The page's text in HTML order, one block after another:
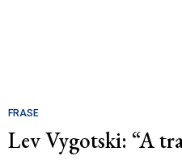
FRASE
Lev Vygotski: “A